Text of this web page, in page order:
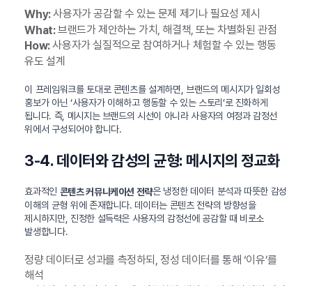
Why:사용자가 공감할 수 있는 문제 제기나 필요성 제시
What:브랜드가 제안하는 가치, 해결책, 또는 차별화된 관점
How:사용자가 실질적으로 참여하거나 체험할 수 있는 행동
유도 설계
이 프레임워크를 토대로 콘텐츠를 설계하면, 브랜드의 메시지가 일회성
홍보가 아닌 ‘사용자가 이해하고 행동할 수 있는 스토리’로 진화하게
됩니다. 즉, 메시지는 브랜드의 시선이 아니라 사용자의 여정과 감정선
위에서 구성되어야 합니다.
3-4. 데이터와 감성의 균형: 메시지의 정교화
효과적인 콘텐츠 커뮤니케이션 전략은 냉정한 데이터 분석과 따뜻한 감성
이해의 균형 위에 존재합니다. 데이터는 콘텐츠 전략의 방향성을
제시하지만, 진정한 설득력은 사용자의 감정선에 공감할 때 비로소
발생합니다.
정량 데이터로 성과를 측정하되, 정성 데이터를 통해 ‘이유’를
해석